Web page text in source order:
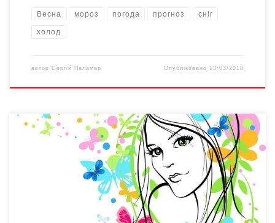
Весна мороз погода прогноз сніг
холод
автор Сергій Паламар Опубліковано 13/03/2018
Новий проект від “Успішних чернівчанок” “Жінка. Весна.
Чернівці” стартував 1 березня за підтримки Чернівецького
міського голови Олексія Каспрука. У його рамках відбудеться
низка різноманітних заходів, які об’єднають місто заради
жінок. Сьогодні о 12.00 біля Ратуші, на Театральній площі,
вулицях Університетській і Кобилянської відбувся флеш-моб,